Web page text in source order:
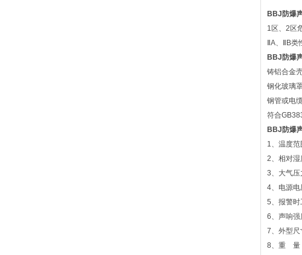
BBJ 防爆
1区、2区
ⅡA、ⅡB类
BBJ 防爆
铸铝合金
钢化玻璃
钢管或电
符合
BBJ 防爆
1、温度
2、相对湿
3、大气
4、电源
5、报警
6、声响
7、外型
8、重 量